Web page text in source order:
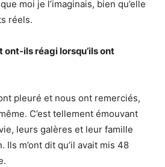
moi je l’imaginais, bien qu’elle
réels.
ont-ils réagi lorsqu’ils ont
pleuré et nous ont remerciés,
C’est tellement émouvant
leurs galères et leur famille
Ils m’ont dit qu’il avait mis 48